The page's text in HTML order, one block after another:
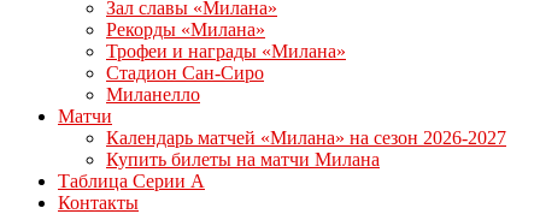
Зал славы «Милана»
Рекорды «Милана»
Трофеи и награды «Милана»
Стадион Сан-Сиро
Миланелло
Матчи
Календарь матчей «Милана» на сезон 2026-2027
Купить билеты на матчи Милана
Таблица Серии А
Контакты